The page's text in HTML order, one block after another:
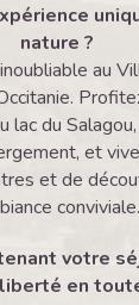
nature ?
au
lac du
et
et de
conviviale.
votre
en